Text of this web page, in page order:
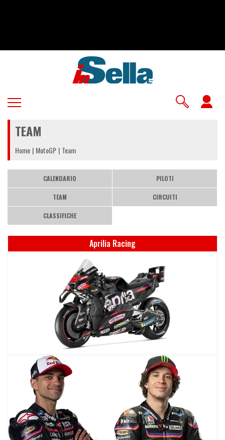
TEAM
Home MotoGP Team
CALENDARIO PILOTI
TEAM CIRCUITI
CLASSIFICHE
Aprilia Racing